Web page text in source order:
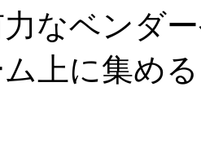
なベンダ
上に集め